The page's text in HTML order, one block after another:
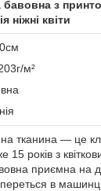
бавовна з
ніжні квіти
м²
тканина — це
років з
приємна на
в